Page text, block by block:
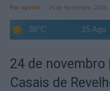
Por aponte - 24 de Novembro, 2024
38°C 15 Ago
24 de novembro
Casais de